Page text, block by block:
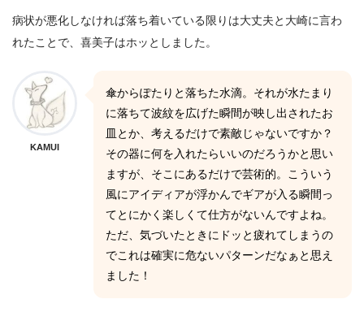
病状が悪化しなければ落ち着いている限りは大丈夫と大崎に言わ
れたことで、喜美子はホッとしました。
KAMUI
傘からぽたりと落ちた水滴。それが水たまり
に落ちて波紋を広げた瞬間が映し出されたお
皿とか、考えるだけで素敵じゃないですか？
その器に何を入れたらいいのだろうかと思い
ますが、そこにあるだけで芸術的。こういう
風にアイディアが浮かんでギアが入る瞬間っ
てとにかく楽しくて仕方がないんですよね。
ただ、気づいたときにドッと疲れてしまうの
でこれは確実に危ないパターンだなぁと思え
ました！